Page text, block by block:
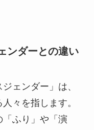
ンダーとの違い
ェンダー」は、
々を指します。
ふり」や「演